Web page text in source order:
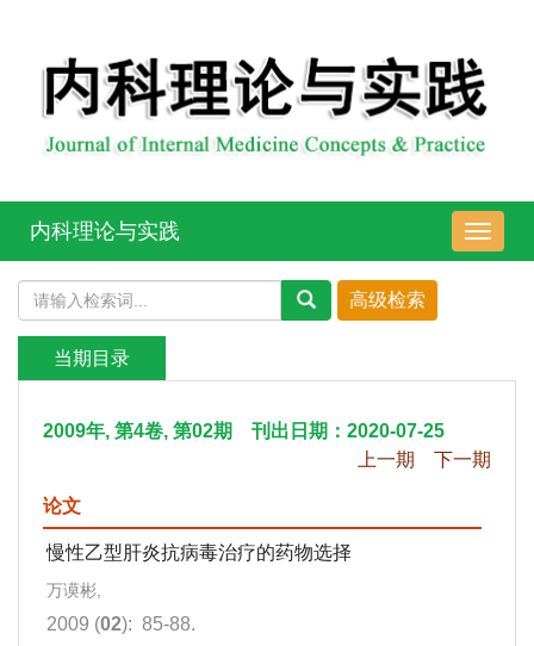
导
航
内科理论与实践
当期目录
2009年, 第4卷, 第02期 刊出日期：2020-07-25
上一期
下一期
论文
慢性乙型肝炎抗病毒治疗的药物选择
万谟彬,
2009 (02): 85-88.